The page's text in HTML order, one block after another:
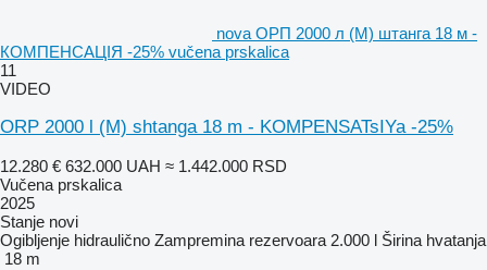
nova ОРП 2000 л (М) штанга 18 м -
КОМПЕНСАЦІЯ -25% vučena prskalica
11
VIDEO
ORP 2000 l (M) shtanga 18 m - KOMPENSATsIYa -25%
12.280 € 632.000 UAH ≈ 1.442.000 RSD
Vučena prskalica
2025
Stanje novi
Ogibljenje hidraulično Zampremina rezervoara 2.000 l Širina hvatanja
18 m